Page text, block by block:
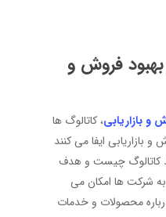
فروش و
و بازاریابی، کاتالوگ ‌ها
بازاریابی ایفا می‌ کنند
کاتالوگ چیست و هدف
شرکت‌ ها امکان می
محصولات و خدمات